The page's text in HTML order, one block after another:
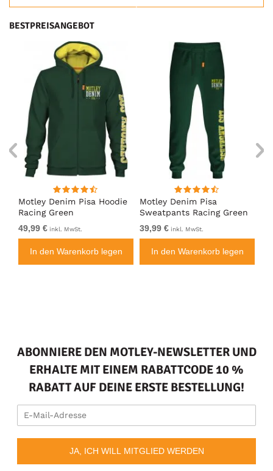
BESTPREISANGEBOT
Motley Denim Pisa Hoodie
Racing Green
49,99 € inkl. MwSt.
In den Warenkorb legen
Motley Denim Pisa
Sweatpants Racing Green
39,99 € inkl. MwSt.
In den Warenkorb legen
ABONNIERE DEN MOTLEY-NEWSLETTER UND
ERHALTE MIT EINEM RABATTCODE 10 %
RABATT AUF DEINE ERSTE BESTELLUNG!
JA, ICH WILL MITGLIED WERDEN